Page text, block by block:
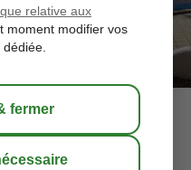
sauver